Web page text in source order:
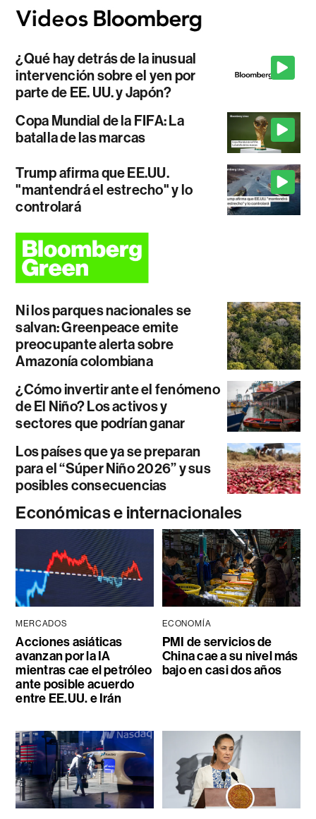
¿Qué hay detrás de la inusual
intervención sobre el yen por
parte de EE. UU. y Japón?
Copa Mundial de la FIFA: La
batalla de las marcas
Trump afirma que EE.UU.
"mantendrá el estrecho" y lo
controlará
Ni los parques nacionales se
salvan: Greenpeace emite
preocupante alerta sobre
Amazonía colombiana
¿Cómo invertir ante el fenómeno
de El Niño? Los activos y
sectores que podrían ganar
Los países que ya se preparan
para el “Súper Niño 2026” y sus
posibles consecuencias
Económicas e internacionales
MERCADOS
Acciones asiáticas
avanzan por la IA
mientras cae el petróleo
ante posible acuerdo
entre EE.UU. e Irán
ECONOMÍA
PMI de servicios de
China cae a su nivel más
bajo en casi dos años